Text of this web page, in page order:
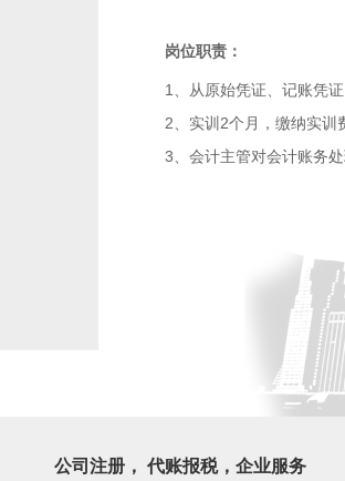
岗位职责：
1、从原始凭证、记账凭
2、实训2个月，缴纳实训
3、会计主管对会计账务
公司注册， 代账报税，企业服务